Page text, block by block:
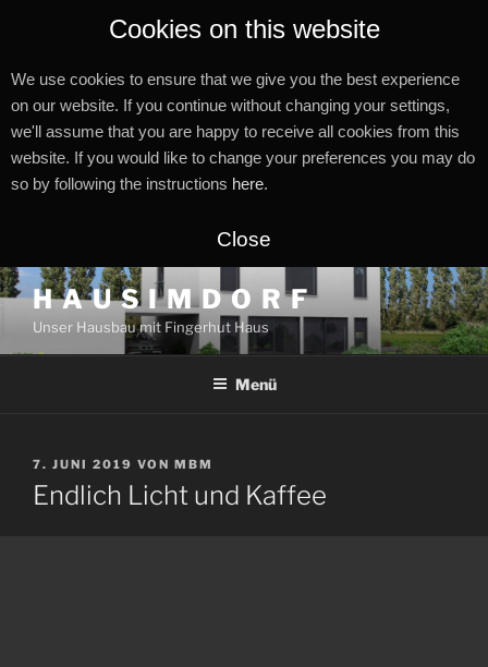
Cookies on this website
We use cookies to ensure that we give you the best experience
on our website. If you continue without changing your settings,
we'll assume that you are happy to receive all cookies from this
website. If you would like to change your preferences you may do
so by following the instructions here.
Close
Zum
Inhalt
springen
H A U S I M D O R F
Unser Hausbau mit Fingerhut Haus
Menü
VERÖFFENTLICHT
AM
7. JUNI 2019 VON MBM
Endlich Licht und Kaffee